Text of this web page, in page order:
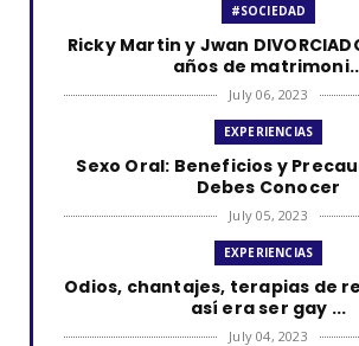
#SOCIEDAD
Ricky Martin y Jwan
años de
July 06, 2023
EXPERIENCIAS
Sexo Oral: Beneficios y
Debes Conocer
July 05, 2023
EXPERIENCIAS
Odios, chantajes, terapias de
así era ser gay ...
July 04, 2023